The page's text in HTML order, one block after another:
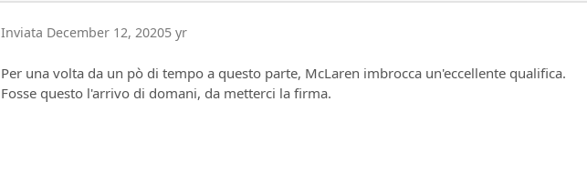
Inviata December 12, 20205 yr
Per una volta da un pò di tempo a questo parte, McLaren imbrocca un'eccellente qualifica.
Fosse questo l'arrivo di domani, da metterci la firma.